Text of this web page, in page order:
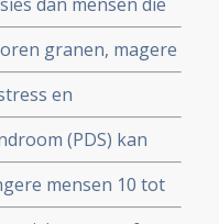
grote studies
kennen en
granen, magere
en
aan meer
geeft langer en
(PDS) kan
mensen 10 tot